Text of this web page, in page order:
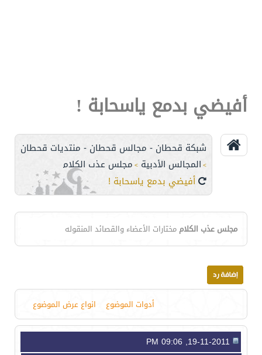
أفيضي بدمع ياسحابة !
شبكة قحطان - مجالس قحطان - منتديات قحطان
> المجالس الأدبية > مجلس عذب الكلام
أفيضي بدمع ياسحابة !
مجلس عذب الكلام مختارات الأعضاء والقصائد المنقوله
أدوات الموضوع انواع عرض الموضوع